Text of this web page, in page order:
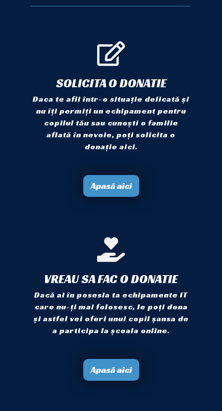
SOLICITA O DONATIE
Daca te afli într-o situație delicată și
nu îți permiți un echipament pentru
copilul tău sau cunoști o familie
aflată în nevoie, poți solicita o
donație aici.
Apasă aici
VREAU SA FAC O DONATIE
Dacă ai în posesia ta echipamente IT
care nu-ți mai folosesc, le poți dona
și astfel vei oferi unui copil șansa de
a participa la școala online.
Apasă aici